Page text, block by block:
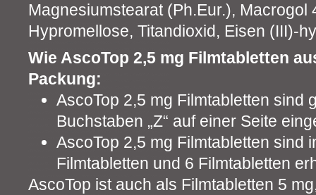
Magnesiumstearat (Ph.Eur.), Macrogol
Hypromellose, Titandioxid, Eisen (III)-
Wie AscoTop 2,5 mg Filmtabletten
Packung:
AscoTop 2,5 mg Filmtabletten sind
Buchstaben „Z“ auf einer Seite
AscoTop 2,5 mg Filmtabletten sind
Filmtabletten und 6 Filmtabletten
AscoTop ist auch als Filmtabletten 5